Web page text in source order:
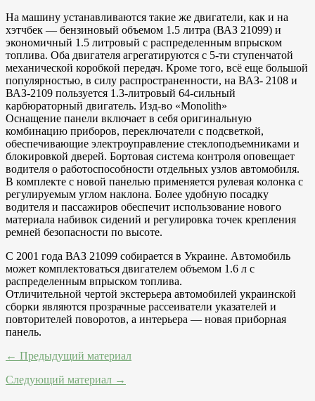
На машину устанавливаются такие же двигатели, как и на
хэтчбек — бензиновый объемом 1.5 литра (ВАЗ 21099) и
экономичный 1.5 литровый с распределенным впрыском
топлива. Оба двигателя агрегатируются с 5-ти ступенчатой
механической коробкой передач. Кроме того, всё еще большой
популярностью, в силу распространенности, на ВАЗ- 2108 и
ВАЗ-2109 пользуется 1.3-литровый 64-сильный
карбюраторный двигатель. Изд-во «Monolith»
Оснащение панели включает в себя оригинальную
комбинацию приборов, переключатели с подсветкой,
обеспечивающие электроуправление стеклоподъемниками и
блокировкой дверей. Бортовая система контроля оповещает
водителя о работоспособности отдельных узлов автомобиля.
В комплекте с новой панелью применяется рулевая колонка с
регулируемым углом наклона. Более удобную посадку
водителя и пассажиров обеспечит использование нового
материала набивок сидений и регулировка точек крепления
ремней безопасности по высоте.
С 2001 года ВАЗ 21099 собирается в Украине. Автомобиль
может комплектоваться двигателем объемом 1.6 л с
распределенным впрыском топлива.
Отличительной чертой экстерьера автомобилей украинской
сборки являются прозрачные рассеиватели указателей и
повторителей поворотов, а интерьера — новая приборная
панель.
← Предыдущий материал
Следующий материал →